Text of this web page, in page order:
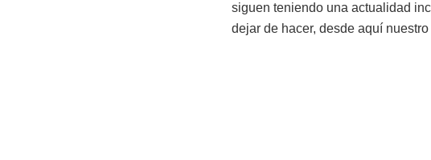
siguen teniendo una actualidad
dejar de hacer, desde aquí